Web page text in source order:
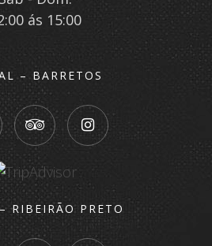
ás 15:00
– BARRETOS
RIBEIRÃO PRETO